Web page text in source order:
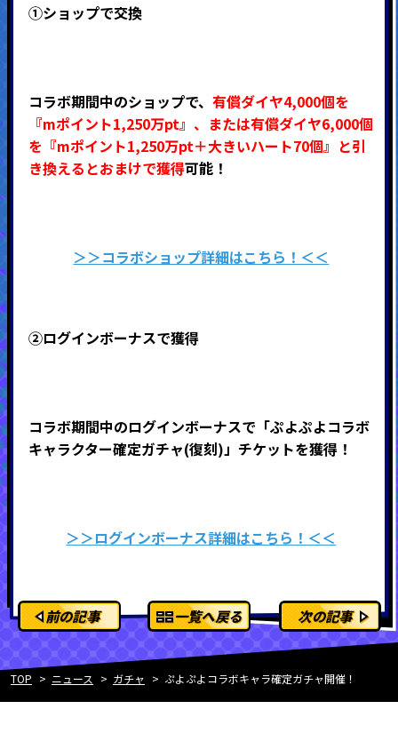
①ショップで交換
コラボ期間中のショップで、 有償ダイヤ4,000個を
『mポイント1,250万pt』、または有償ダイヤ6,000個
を『mポイント1,250万pt＋大きいハート70個』 と引
き換えるとおまけで獲得可能！
＞＞コラボショップ詳細はこちら！＜＜
②ログインボーナスで獲得
コラボ期間中のログインボーナスで 「ぷよぷよコラボ
キャラクター確定ガチャ(復刻)」チケットを獲得！
＞＞ログインボーナス詳細はこちら！＜＜
前の記事 一覧へ戻る 次の記事
TOP ニュース ガチャ ぷよぷよコラボキャラ確定ガチャ開催！